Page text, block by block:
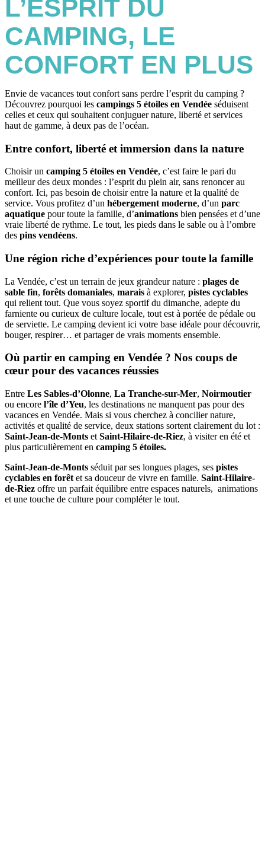
L’ESPRIT DU
CAMPING, LE
CONFORT EN PLUS
Envie de vacances tout confort sans perdre l’esprit du camping ?
Découvrez pourquoi les campings 5 étoiles en Vendée séduisent
celles et ceux qui souhaitent conjuguer nature, liberté et services
haut de gamme, à deux pas de l’océan.
Entre confort, liberté et immersion dans la nature
Choisir un camping 5 étoiles en Vendée, c’est faire le pari du
meilleur des deux mondes : l’esprit du plein air, sans renoncer au
confort. Ici, pas besoin de choisir entre la nature et la qualité de
service. Vous profitez d’un hébergement moderne, d’un parc
aquatique pour toute la famille, d’animations bien pensées et d’une
vraie liberté de rythme. Le tout, les pieds dans le sable ou à l’ombre
des pins vendéens.
Une région riche d’expériences pour toute la famille
La Vendée, c’est un terrain de jeux grandeur nature : plages de
sable fin, forêts domaniales, marais à explorer, pistes cyclables
qui relient tout. Que vous soyez sportif du dimanche, adepte du
farniente ou curieux de culture locale, tout est à portée de pédale ou
de serviette. Le camping devient ici votre base idéale pour découvrir,
bouger, respirer… et partager de vrais moments ensemble.
Où partir en camping en Vendée ? Nos coups de
cœur pour des vacances réussies
Entre Les Sables-d’Olonne, La Tranche-sur-Mer, Noirmoutier
ou encore l’île d’Yeu, les destinations ne manquent pas pour des
vacances en Vendée. Mais si vous cherchez à concilier nature,
activités et qualité de service, deux stations sortent clairement du lot :
Saint-Jean-de-Monts et Saint-Hilaire-de-Riez, à visiter en été et
plus particulièrement en camping 5 étoiles.
Saint-Jean-de-Monts séduit par ses longues plages, ses pistes
cyclables en forêt et sa douceur de vivre en famille. Saint-Hilaire-
de-Riez offre un parfait équilibre entre espaces naturels, animations
et une touche de culture pour compléter le tout.